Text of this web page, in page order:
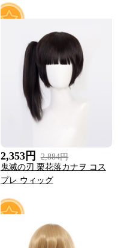
2,353円
2,884円
鬼滅の刃 栗花落カナヲ コス
プレ ウィッグ